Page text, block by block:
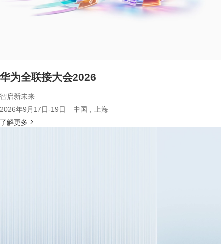
华为全联接大会2026
智启新未来
2026年9月17日-19日 中国，上海
了解更多